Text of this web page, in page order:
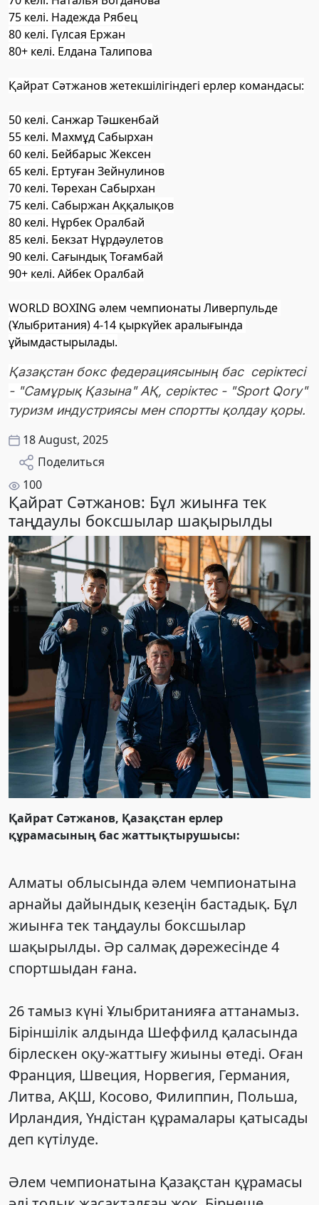
75 келі. Надежда Рябец
80 келі. Гүлсая Ержан
80+ келі. Елдана Талипова
Қайрат Сәтжанов жетекшілігіндегі ерлер командасы:
50 келі. Санжар Тәшкенбай
55 келі. Махмұд Сабырхан
60 келі. Бейбарыс Жексен
65 келі. Ертуған Зейнулинов
70 келі. Төрехан Сабырхан
75 келі. Сабыржан Аққалықов
80 келі. Нұрбек Оралбай
85 келі. Бекзат Нұрдәулетов
90 келі. Сағындық Тоғамбай
90+ келі. Айбек Оралбай
WORLD BOXING әлем чемпионаты Ливерпульде
(Ұлыбритания) 4-14 қыркүйек аралығында
ұйымдастырылады.
Қазақстан бокс федерациясының бас серіктесі
- "Самұрық Қазына" АҚ, серіктес - "Sport Qory"
туризм индустриясы мен спортты қолдау қоры.
18 August, 2025
Поделиться
100
Қайрат Сәтжанов: Бұл жиынға тек
таңдаулы боксшылар шақырылды
Қайрат Сәтжанов, Қазақстан ерлер
құрамасының бас жаттықтырушысы:
Алматы облысында әлем чемпионатына
арнайы дайындық кезеңін бастадық. Бұл
жиынға тек таңдаулы боксшылар
шақырылды. Әр салмақ дәрежесінде 4
спортшыдан ғана.
26 тамыз күні Ұлыбританияға аттанамыз.
Біріншілік алдында Шеффилд қаласында
бірлескен оқу-жаттығу жиыны өтеді. Оған
Франция, Швеция, Норвегия, Германия,
Литва, АҚШ, Косово, Филиппин, Польша,
Ирландия, Үндістан құрамалары қатысады
деп күтілуде.
Әлем чемпионатына Қазақстан құрамасы